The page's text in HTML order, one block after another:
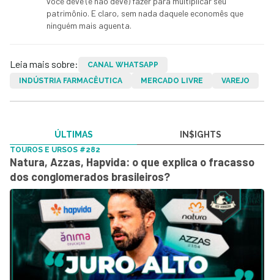
patrimônio. E claro, sem nada daquele economês que
ninguém mais aguenta.
Leia mais sobre:
CANAL WHATSAPP
INDÚSTRIA FARMACÊUTICA
MERCADO LIVRE VAREJO
ÚLTIMAS IN$IGHTS
TOUROS E URSOS #282
Natura, Azzas, Hapvida: o que explica o fracasso
dos conglomerados brasileiros?